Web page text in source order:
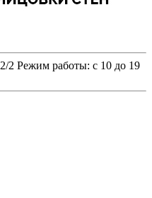
2 Режим работы: с 10 до 19